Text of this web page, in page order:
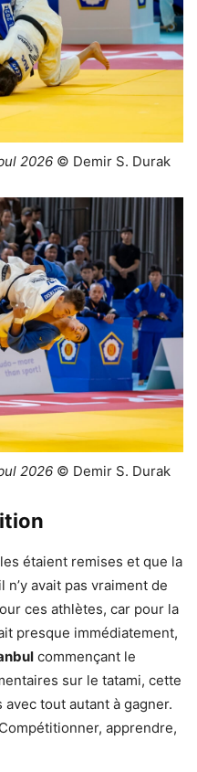
2026 © Demir S. Durak
2026 © Demir S. Durak
étaient remises et que la
avait pas vraiment de
ces athlètes, car pour la
presque immédiatement,
commençant le
sur le tatami, cette
tout autant à gagner.
apprendre,